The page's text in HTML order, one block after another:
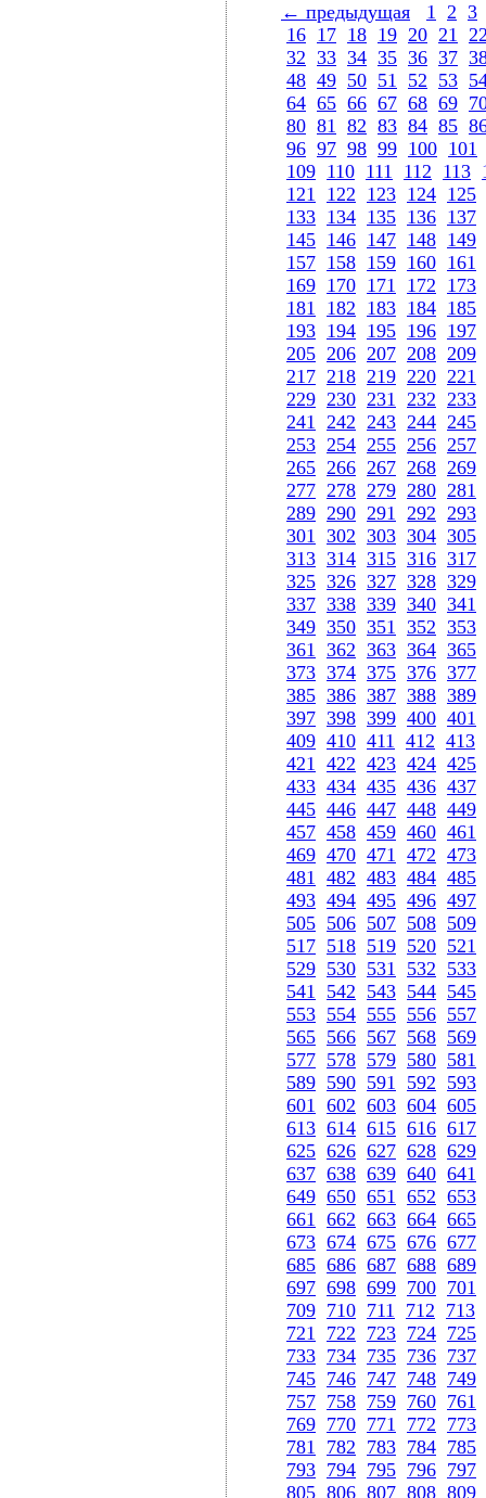
← предыдущая 1 2 3
16 17 18 19 20 21
32 33 34 35 36 37
48 49 50 51 52 53
64 65 66 67 68 69
80 81 82 83 84 85
96 97 98 99 100 101
109 110 111 112 113
121 122 123 124 125
133 134 135 136 137
145 146 147 148 149
157 158 159 160 161
169 170 171 172 173
181 182 183 184 185
193 194 195 196 197
205 206 207 208 209
217 218 219 220 221
229 230 231 232 233
241 242 243 244 245
253 254 255 256 257
265 266 267 268 269
277 278 279 280 281
289 290 291 292 293
301 302 303 304 305
313 314 315 316 317
325 326 327 328 329
337 338 339 340 341
349 350 351 352 353
361 362 363 364 365
373 374 375 376 377
385 386 387 388 389
397 398 399 400 401
409 410 411 412 413
421 422 423 424 425
433 434 435 436 437
445 446 447 448 449
457 458 459 460 461
469 470 471 472 473
481 482 483 484 485
493 494 495 496 497
505 506 507 508 509
517 518 519 520 521
529 530 531 532 533
541 542 543 544 545
553 554 555 556 557
565 566 567 568 569
577 578 579 580 581
589 590 591 592 593
601 602 603 604 605
613 614 615 616 617
625 626 627 628 629
637 638 639 640 641
649 650 651 652 653
661 662 663 664 665
673 674 675 676 677
685 686 687 688 689
697 698 699 700 701
709 710 711 712 713
721 722 723 724 725
733 734 735 736 737
745 746 747 748 749
757 758 759 760 761
769 770 771 772 773
781 782 783 784 785
793 794 795 796 797
805 806 807 808 809